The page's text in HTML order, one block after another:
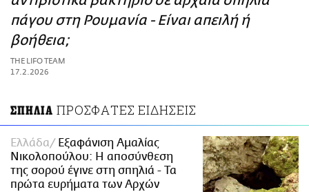
ΑΜΠΑ
PRINT
πάγου στη Ρουμανία - Είναι απειλή ή
βοήθεια;
THE LIFO TEAM
17.2.2026
ΣΠΗΛΙΑ ΠΡΟΣΦΑΤΕΣ ΕΙΔΗΣΕΙΣ
Ελλάδα
Εξαφάνιση Αμαλίας
Νικολοπούλου: Η αποσύνθεση
της σορού έγινε στη σπηλιά - Τα
πρώτα ευρήματα των Αρχών